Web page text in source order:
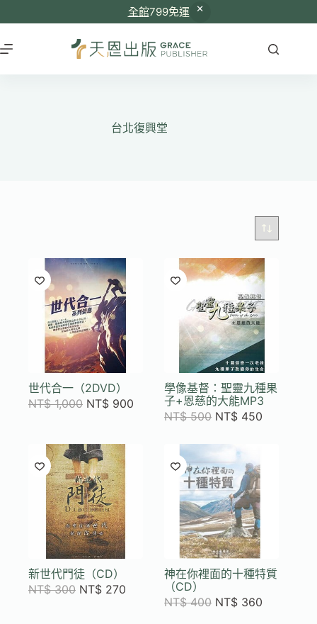
全館799免運
至
主
台北復興堂
世代合一（2DVD）
NT$1,000 NT$ 900
學像基督：聖靈九種果
子+恩慈的大能MP3
NT$500 NT$ 450
新世代門徒（CD）
NT$300 NT$ 270
神在你裡面的十種特質
（CD）
NT$400 NT$ 360